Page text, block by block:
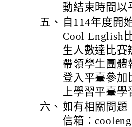
動結束時間以
五、 自114年度開
Cool English
生人數達比賽
帶領學生團體
登入平臺參加
上學習平臺學
六、 如有相關問題
信箱：